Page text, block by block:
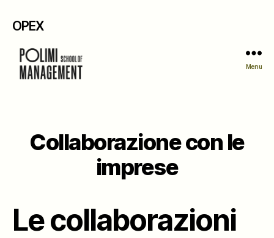
OPEX
Menu
Collaborazione con le
imprese
Le collaborazioni